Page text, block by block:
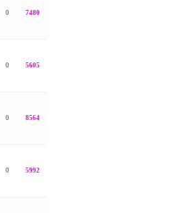
0 7480
0 5605
0 8564
0 5992